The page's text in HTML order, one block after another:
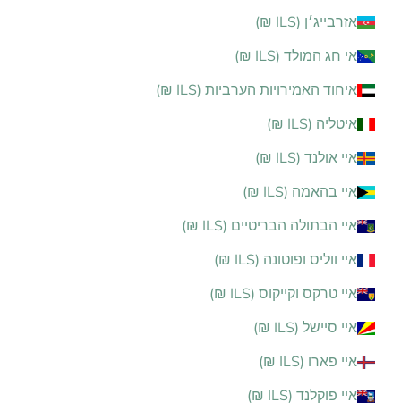
אזרבייג׳ן (ILS ₪)
אי חג המולד (ILS ₪)
איחוד האמירויות הערביות (ILS ₪)
איטליה (ILS ₪)
איי אולנד (ILS ₪)
איי בהאמה (ILS ₪)
איי הבתולה הבריטיים (ILS ₪)
איי ווליס ופוטונה (ILS ₪)
איי טרקס וקייקוס (ILS ₪)
איי סיישל (ILS ₪)
איי פארו (ILS ₪)
איי פוקלנד (ILS ₪)